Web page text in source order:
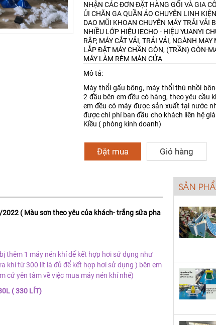
NHẬN CÁC ĐƠN ĐẶT HÀNG GỐI VÀ GIA
ỦI CHĂN GA QUẦN ÁOCHUYÊN LINH
DAO MŨI KHOAN CHUYÊN MÁY TRẢI VẢI
NHIỀU LỚP HIỆU IECHO - HIỆU YUANYI
RẬP, MÁY CẮT VẢI, TRẢI VẢI, NGÀNH
LẮP ĐẶT MÁY CHẦN GÒN, (TRẦN) GÒN-
MÁY LÀM RÈM MÀN CỬA
Mô tả:
Máy thổi gấu bông, máy thổi thú nhồi
2 đầu bên em đều có hàng, theo yêu cầu
em đều có máy được sản xuất tại nước
được chi phí ban đầu cho khách liên hệ
Kiều ( phòng kinh doanh)
Đặt mua Giỏ hàng
2022 ( Màu sơn theo yêu của khách- trắng sữa pha
thêm 1 máy nén khí để kết hợp hơi sử dụng như
khí từ 300 lít là đủ để kết hợp hơi sử dụng ) bên em
cứ yên tâm về việc mua máy nén khí nhé)
( 330 LÍT)
SẢN